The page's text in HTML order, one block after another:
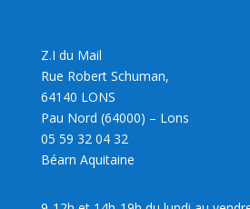
Z.I du Mail
Rue Robert Schuman,
64140 LONS
Pau Nord (64000) – Lons
05 59 32 04 32
Béarn Aquitaine